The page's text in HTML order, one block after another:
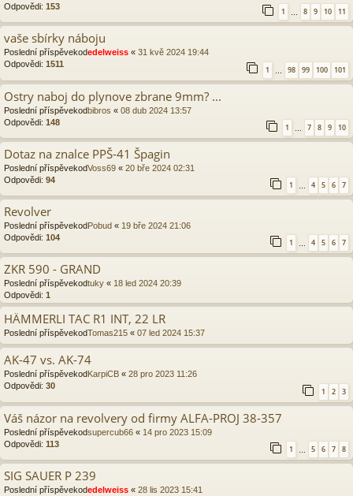
Odpovědi: 153
1 … 8 9 10 11
vaše sbírky náboju
Poslední příspěvekodedelweiss « 31 kvě 2024 19:44
Odpovědi: 1511
1 98 99 100 101
Ostry naboj do plynove zbrane 9mm? ...
Poslední příspěvekodbibros « 08 dub 2024 13:57
Odpovědi: 148
1 7 8 9 10
Dotaz na znalce PPŠ-41 Špagin
Poslední příspěvekodVoss69 « 20 bře 2024 02:31
Odpovědi: 94
1 … 4 5 6 7
Revolver
Poslední příspěvekodPobud « 19 bře 2024 21:06
Odpovědi: 104
1 … 4 5 6 7
ZKR 590 - GRAND
Poslední příspěvekodtuky « 18 led 2024 20:39
Odpovědi: 1
HÄMMERLI TAC R1 INT, 22 LR
Poslední příspěvekodTomas215 « 07 led 2024 15:37
AK-47 vs. AK-74
Poslední příspěvekod KarpiCB « 28 pro 2023 11:26
Odpovědi: 30
1 2 3
Váš názor na revolvery od firmy ALFA-PROJ 38-357
Poslední příspěvekodsupercub66 « 14 pro 2023 15:09
Odpovědi: 113
1 … 5 6 7 8
SIG SAUER P 239
Poslední příspěvekodedelweiss « 28 lis 2023 15:41